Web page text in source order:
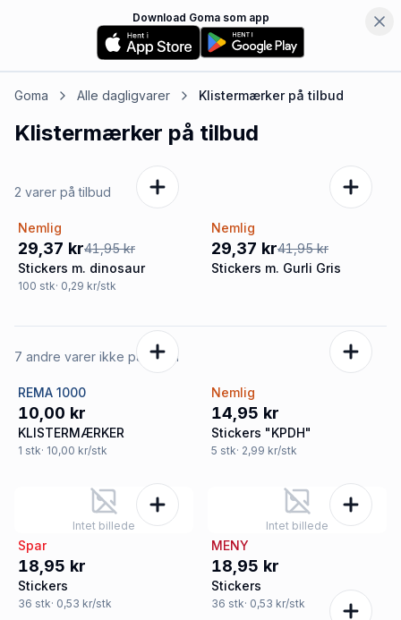
Download Goma som app
Goma Alle dagligvarer Klistermærkerpå tilbud
Klistermærker på tilbud
2 varer på tilbud
-30%
Nemlig
29,37 kr41,95 kr
Stickers m. dinosaur
100 stk· 0,29 kr/stk
-30%
Nemlig
29,37 kr41,95 kr
Stickers m. Gurli Gris
7 andre varer ikke på tilbud
REMA 1000
10,00 kr
KLISTERMÆRKER
1 stk· 10,00 kr/stk
Nemlig
14,95 kr
Stickers "KPDH"
5 stk· 2,99 kr/stk
Intet billede
Spar
18,95 kr
Stickers
36 stk· 0,53 kr/stk
Intet billede
MENY
18,95 kr
Stickers
36 stk· 0,53 kr/stk